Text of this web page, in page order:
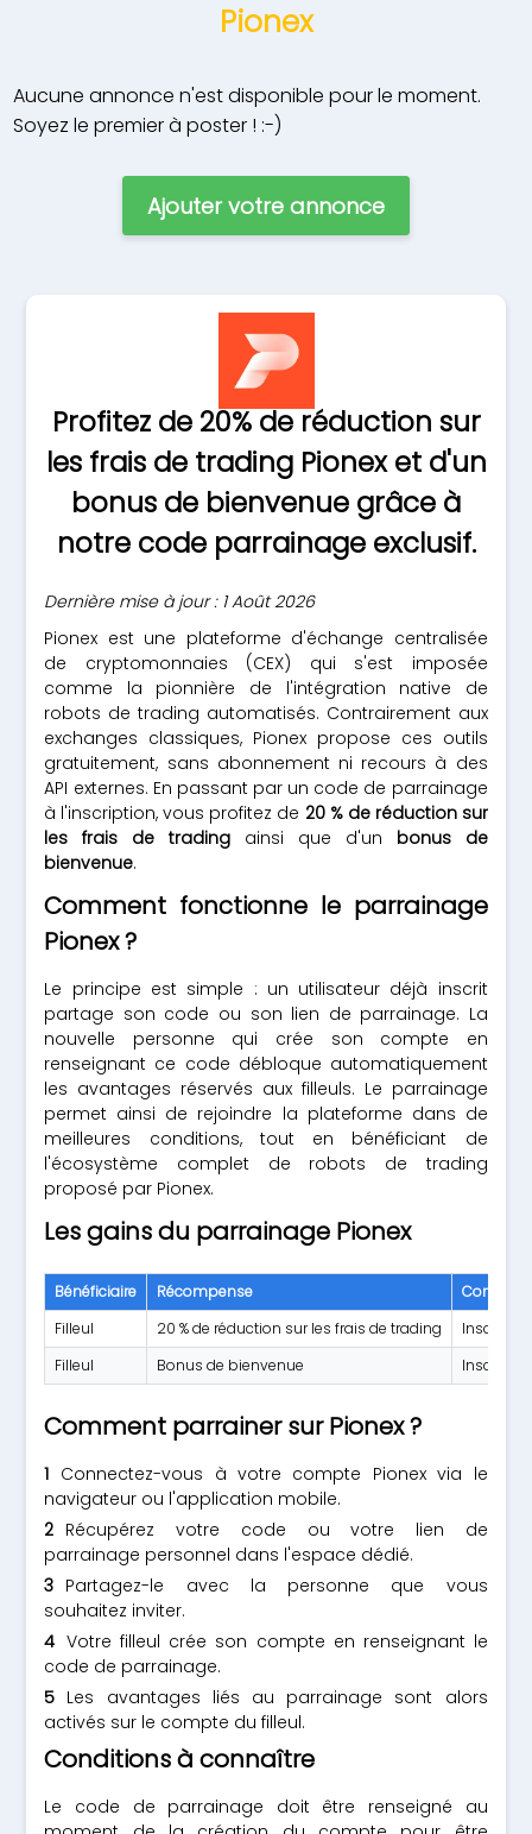
Pionex
Aucune annonce n'est disponible pour le moment.
Soyez le premier à poster ! :-)
Ajouter votre annonce
Profitez de 20% de réduction sur
les frais de trading Pionex et d'un
bonus de bienvenue grâce à
notre code parrainage exclusif.
Dernière mise à jour : 1 Août 2026
Pionex est une plateforme d'échange centralisée
de cryptomonnaies (CEX) qui s'est imposée
comme la pionnière de l'intégration native de
robots de trading automatisés. Contrairement aux
exchanges classiques, Pionex propose ces outils
gratuitement, sans abonnement ni recours à des
API externes. En passant par un code de parrainage
à l'inscription, vous profitez de 20 % de réduction sur
les frais de trading ainsi que d'un bonus de
bienvenue.
Comment fonctionne le parrainage
Pionex ?
Le principe est simple : un utilisateur déjà inscrit
partage son code ou son lien de parrainage. La
nouvelle personne qui crée son compte en
renseignant ce code débloque automatiquement
les avantages réservés aux filleuls. Le parrainage
permet ainsi de rejoindre la plateforme dans de
meilleures conditions, tout en bénéficiant de
l'écosystème complet de robots de trading
proposé par Pionex.
Les gains du parrainage Pionex
Bénéficiaire Récompense
Condition
Filleul
20 % de réduction sur les frais de trading
Filleul
Bonus de bienvenue
Comment parrainer sur Pionex ?
Connectez-vous à votre compte Pionex via le
navigateur ou l'application mobile.
Récupérez votre code ou votre lien de
parrainage personnel dans l'espace dédié.
Partagez-le avec la personne que vous
souhaitez inviter.
Votre filleul crée son compte en renseignant le
code de parrainage.
Les avantages liés au parrainage sont alors
activés sur le compte du filleul.
Conditions à connaître
Le code de parrainage doit être renseigné au